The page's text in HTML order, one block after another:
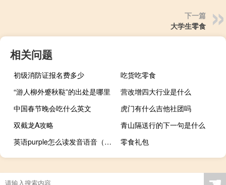
下一篇
大学生零食
相关问题
初级消防证报名费多少
吃货吃零食
“游人柳外蹙秋鞑”的出处是哪里
营改增四大行业是什么
中国春节晚会吃什么英文
虎门有什么吉他社团吗
双截龙A攻略
青山隔送行的下一句是什么
英语purple怎么读发音语音（英语purple怎么读）
零食礼包